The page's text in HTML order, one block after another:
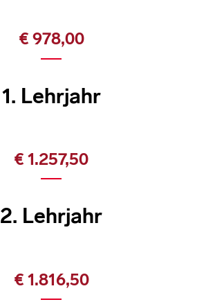
€ 978,00
1. Lehrjahr
€ 1.257,50
2. Lehrjahr
€ 1.816,50